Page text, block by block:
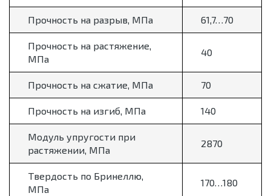
Прочность на разрыв, МПа 61,7…70
Прочность на растяжение,
МПа
40
Прочность на сжатие, МПа 70
Прочность на изгиб, МПа 140
Модуль упругости при
растяжении, МПа
2870
Твердость по Бринеллю,
МПа
170…180